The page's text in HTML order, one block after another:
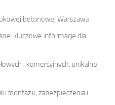
betonowej Warszawa
kluczowe informacje dla
i komercyjnych: unikalne
montażu, zabezpieczenia i